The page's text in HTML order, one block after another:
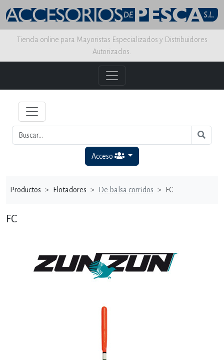
Tienda online para Mayoristas Especializados y Distribuidores
Autorizados.
Acceso
Productos Flotadores De balsa corridos FC
FC